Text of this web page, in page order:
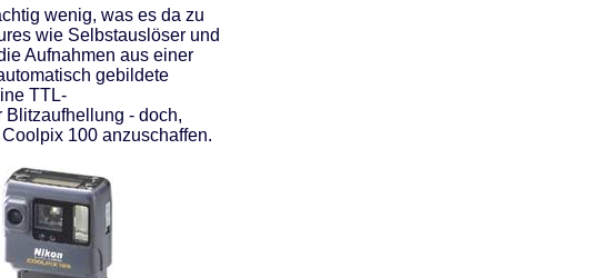
wenig, was es da zu
wie Selbstauslöser und
Aufnahmen aus einer
gebildete
TTL-
Blitzaufhellung - doch,
100 anzuschaffen.